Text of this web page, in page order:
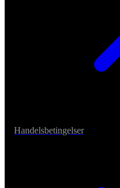
Handelsbetingelser